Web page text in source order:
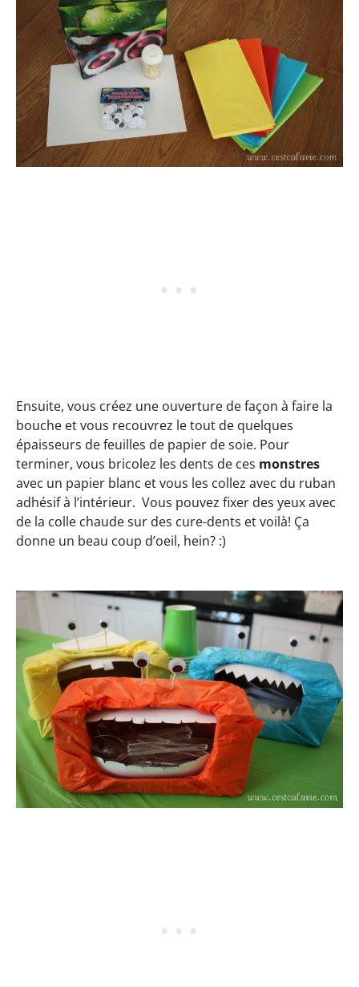
Ensuite, vous créez une ouverture de façon à faire la
bouche et vous recouvrez le tout de quelques
épaisseurs de feuilles de papier de soie. Pour
terminer, vous bricolez les dents de ces monstres
avec un papier blanc et vous les collez avec du ruban
adhésif à l’intérieur. Vous pouvez fixer des yeux avec
de la colle chaude sur des cure-dents et voilà! Ça
donne un beau coup d’oeil, hein? :)